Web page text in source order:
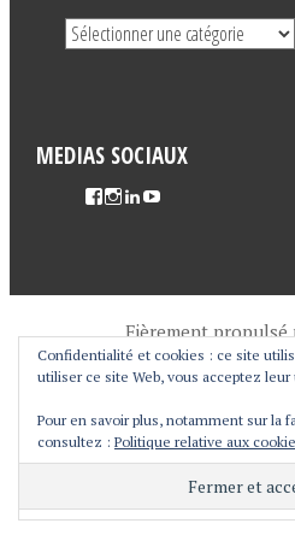
MEDIAS SOCIAUX
Fièrement propulsé
Thème Pictorico par
Confidentialité et cookies : ce site
utiliser ce site Web, vous acceptez leur
Pour en savoir plus, notamment sur la
consultez : Politique relative aux